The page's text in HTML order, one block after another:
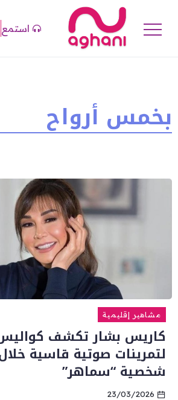
استمع
بخمس أرواح
مشاهير إقليمية
كاريس بشار تكشف
لتمرينات صوتية قاسية
شخصية “سماهر”
23/03/2026